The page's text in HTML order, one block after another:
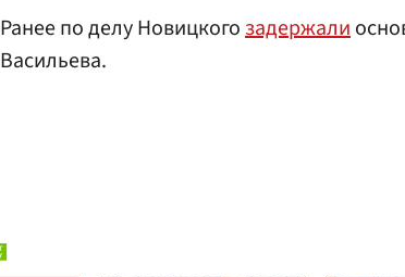
Ранее по делу Новицкогозадержали
Васильева.